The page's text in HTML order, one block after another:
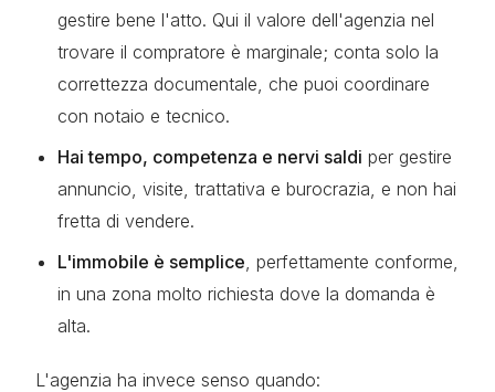
gestire bene l'atto. Qui il valore dell'agenzia nel
trovare il compratore è marginale; conta solo la
correttezza documentale, che puoi coordinare
con notaio e tecnico.
Hai tempo, competenza e nervi saldi per gestire
annuncio, visite, trattativa e burocrazia, e non hai
fretta di vendere.
L'immobile è semplice, perfettamente conforme,
in una zona molto richiesta dove la domanda è
alta.
L'agenzia ha invece senso quando: